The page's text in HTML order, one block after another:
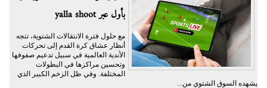
بأول عبر yalla shoot
مع حلول فترة الانتقالات الشتوية، تتجه
أنظار عشاق كرة القدم إلى تحركات
الأندية العالمية في سبيل تدعيم صفوفها
وتحسين مراكزها في البطولات
المختلفة. وفي ظل الزخم الكبير الذي
يشهده السوق الشتوي من...